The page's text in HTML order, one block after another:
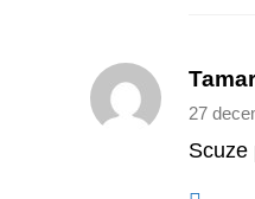
27
Scuze